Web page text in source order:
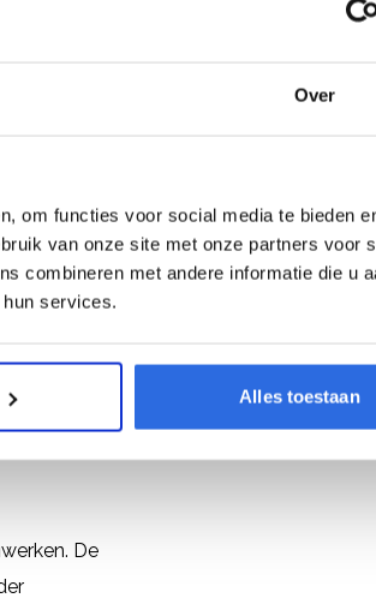
Over
om functies voor social media te bieden
van onze site met onze partners voor
combineren met andere informatie die u
services.
Alles toestaan
worden
geen weg
dat een
De